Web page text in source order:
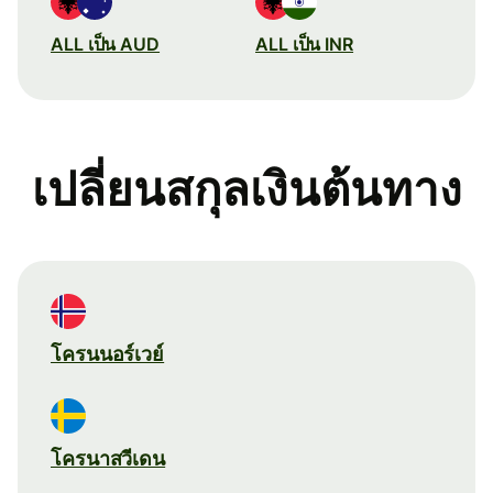
ALL เป็น AUD ALL เป็น INR
เปลี่ยนสกุลเงินต้นทาง
โครนนอร์เวย์
โครนาสวีเดน